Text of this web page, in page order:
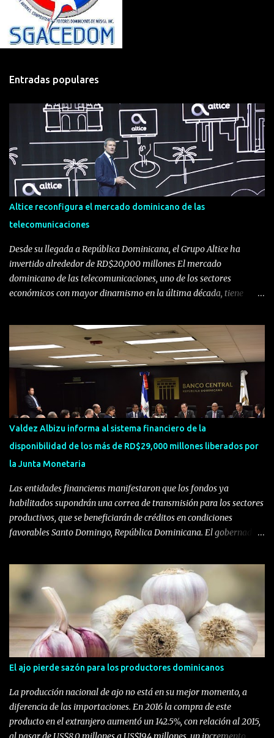
Entradas populares
Altice reconfigura el mercado dominicano de las
telecomunicaciones
Desde su llegada a República Dominicana, el Grupo Altice ha
invertido alrededor de RD$20,000 millones El mercado
dominicano de las telecomunicaciones, uno de los sectores
económicos con mayor dinamismo en la última década, tiene
dominicano, tras la fusión de Tricom y Orange, presenta una
realidad de competencia más cercana con Claro, que se mantiene
como líder en la prestación de servicios de telefonía fija, móvil e
internet.
Valdez Albizu informa al sistema financiero de la
disponibilidad de los más de RD$29,000 millones liberados por
la Junta Monetaria
Las entidades financieras manifestaron que los fondos ya
habilitados supondrán una correa de transmisión para los sectores
productivos, que se beneficiarán de créditos en condiciones
favorables Santo Domingo, República Dominicana. El gobernador
Héctor Valdez Albizu, convocó a una reunión a los miembros de la
Asociación de Bancos Comerciales de la República Dominicana
(ABA) y a la Liga Dominicana de Asociaciones de Ahorros y
Préstamos (LIDAAPI), en la que les informó de la disponibilidad de
los RD$29,209.7 millones procedentes de la liberación del encaje
legal autorizado por la Junta Monetaria, los cuales serán
destinados a ser canalizados a través de las instituciones
financieras hacia la concesión de préstamos para los sectores
interno bruto (PIB) de la nación. Valdez Albizu explicó que “el
escenario internacional continúa afectado por situaci...
El ajo pierde sazón para los productores dominicanos
La producción nacional de ajo no está en su mejor momento, a
diferencia de las importaciones. En 2016 la compra de este
producto en el extranjero aumentó un 142.5%, con relación al 2015,